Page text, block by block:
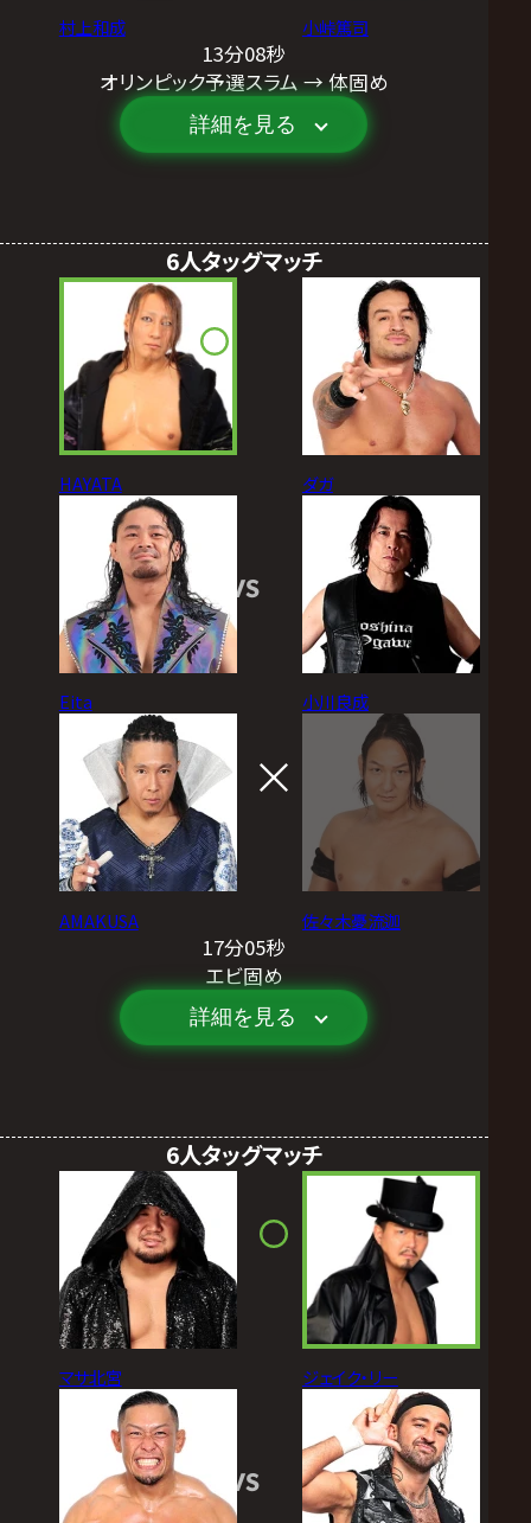
村上和成 小峠篤司
13分08秒
オリンピック予選スラム → 体固め
詳細を見る
6人タッグマッチ
HAYATA
Eita
AMAKUSA
VS
ダガ
小川良成
佐々木憂流迦
17分05秒
エビ固め
詳細を見る
6人タッグマッチ
マサ北宮
VS
ジェイク・リー